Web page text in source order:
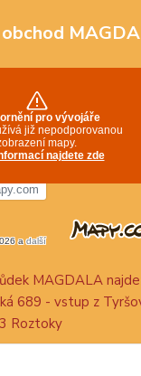
MAGDALA
689 - vstup z
Roztoky